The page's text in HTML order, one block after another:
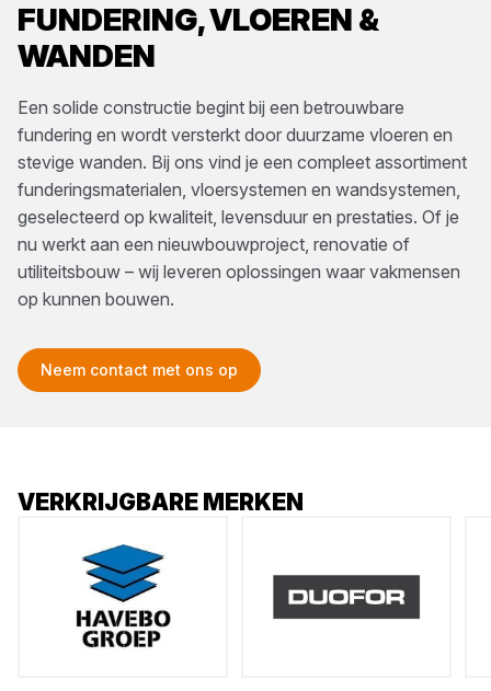
FUNDERING, VLOEREN &
WANDEN
Een solide constructie begint bij een betrouwbare
fundering en wordt versterkt door duurzame vloeren en
stevige wanden. Bij ons vind je een compleet assortiment
funderingsmaterialen, vloersystemen en wandsystemen,
geselecteerd op kwaliteit, levensduur en prestaties. Of je
nu werkt aan een nieuwbouwproject, renovatie of
utiliteitsbouw – wij leveren oplossingen waar vakmensen
op kunnen bouwen.
Neem contact met ons op
VERKRIJGBARE MERKEN